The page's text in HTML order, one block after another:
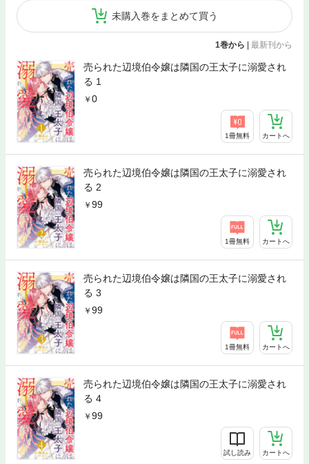
未購入巻をまとめて買う
1巻から | 最新刊から
売られた辺境伯令嬢は隣国の王太子に溺愛され
る 1
0
1冊無料 カートへ
売られた辺境伯令嬢は隣国の王太子に溺愛され
る 2
99
1冊無料 カートへ
売られた辺境伯令嬢は隣国の王太子に溺愛され
る 3
99
1冊無料 カートへ
売られた辺境伯令嬢は隣国の王太子に溺愛され
る 4
99
試し読み カートへ